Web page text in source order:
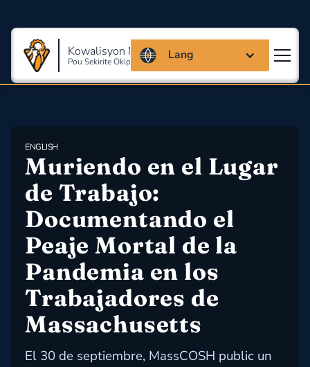
Kowalisyon Massachusetts
Pou Sekirite Okipasyonèl Ak Sante
Lang
ENGLISH
Muriendo en el Lugar
de Trabajo:
Documentando el
Peaje Mortal de la
Pandemia en los
Trabajadores de
Massachusetts
El 30 de septiembre, MassCOSH public un